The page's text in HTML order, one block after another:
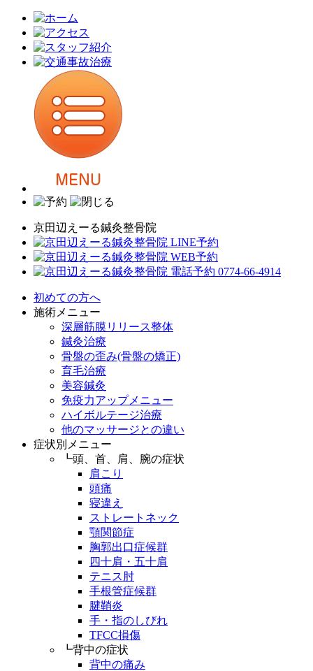
京田辺えーる鍼灸整骨院
初めての方へ
施術メニュー
深層筋膜リリース整体
鍼灸治療
骨盤の歪み(骨盤の矯正)
育毛治療
美容鍼灸
免疫力アップメニュー
ハイボルテージ治療
他のマッサージとの違い
症状別メニュー
┗頭、首、肩、腕の症状
肩こり
頭痛
寝違え
ストレートネック
顎関節症
胸郭出口症候群
四十肩・五十肩
テニス肘
手根管症候群
腱鞘炎
手・指のしびれ
TFCC損傷
┗背中の症状
背中の痛み